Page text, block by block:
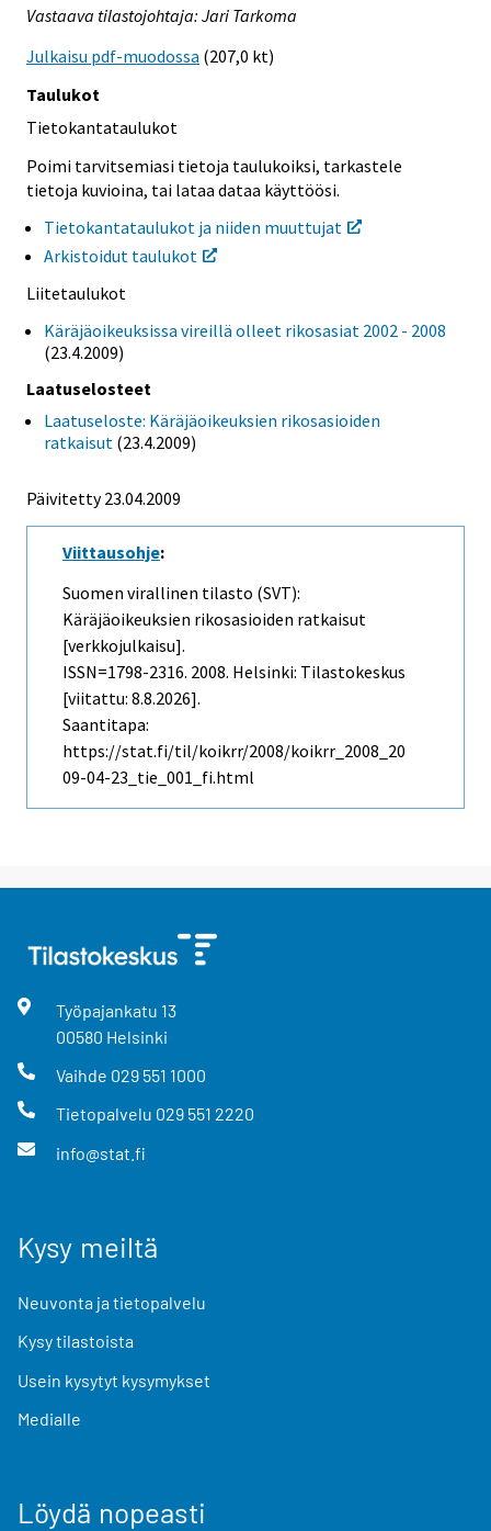
Vastaava tilastojohtaja: Jari Tarkoma
Julkaisu pdf-muodossa (207,0 kt)
Taulukot
Tietokantataulukot
Poimi tarvitsemiasi tietoja taulukoiksi, tarkastele
tietoja kuvioina, tai lataa dataa käyttöösi.
Tietokantataulukot ja niiden muuttujat
Arkistoidut taulukot
Liitetaulukot
Käräjäoikeuksissa vireillä olleet rikosasiat 2002 - 2008
(23.4.2009)
Laatuselosteet
Laatuseloste: Käräjäoikeuksien rikosasioiden
ratkaisut (23.4.2009)
Päivitetty 23.04.2009
Viittausohje:
Suomen virallinen tilasto (SVT):
Käräjäoikeuksien rikosasioiden ratkaisut
[verkkojulkaisu].
ISSN=1798-2316. 2008. Helsinki: Tilastokeskus
[viitattu: 8.8.2026].
Saantitapa:
https://stat.fi/til/koikrr/2008/koikrr_2008_20
09-04-23_tie_001_fi.html
Työpajankatu 13
00580 Helsinki
Vaihde 029 551 1000
Tietopalvelu 029 551 2220
info@stat.fi
Kysy meiltä
Neuvonta ja tietopalvelu
Kysy tilastoista
Usein kysytyt kysymykset
Medialle
Löydä nopeasti